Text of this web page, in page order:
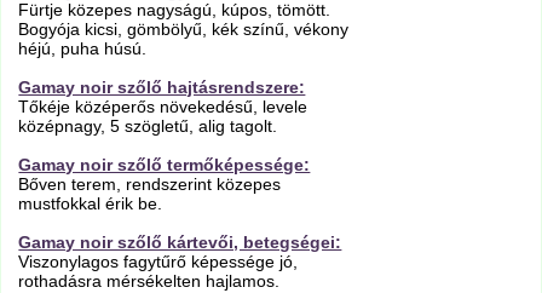
Fürtje közepes nagyságú, kúpos, tömött.
Bogyója kicsi, gömbölyű, kék színű, vékony
héjú, puha húsú.
Gamay noir szőlő hajtásrendszere:
Tőkéje középerős növekedésű, levele
középnagy, 5 szögletű, alig tagolt.
Gamay noir szőlő termőképessége:
Bőven terem, rendszerint közepes
mustfokkal érik be.
Gamay noir szőlő kártevői, betegségei:
Viszonylagos fagytűrő képessége jó,
rothadásra mérsékelten hajlamos.